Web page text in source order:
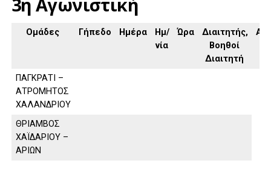
Ομάδες Γήπεδο Ημέρα
Ημ/
νία
Ώρα
Διαιτητής,
Βοηθοί
Διαιτητή
ΠΑΓΚΡΑΤΙ –
ΑΤΡΟΜΗΤΟΣ
ΧΑΛΑΝΔΡΙΟΥ
ΘΡΙΑΜΒΟΣ
ΧΑΪΔΑΡΙΟΥ –
ΑΡΙΩΝ